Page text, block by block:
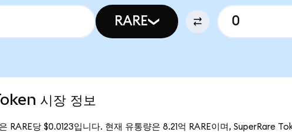
RARE
시장 정보
RARE당 $0.0123입니다. 현재 유통량은 8.21억 RARE이며, SuperRare